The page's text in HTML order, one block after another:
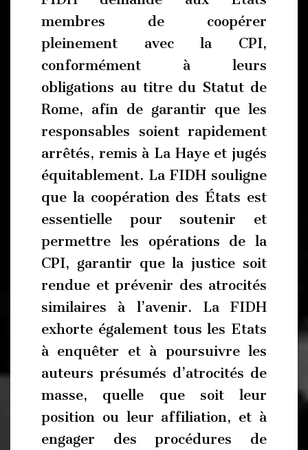
membres de coopérer
pleinement avec la CPI,
conformément à leurs
obligations au titre du Statut de
Rome, afin de garantir que les
responsables soient rapidement
arrêtés, remis à La Haye et jugés
équitablement. La FIDH souligne
que la coopération des États est
essentielle pour soutenir et
permettre les opérations de la
CPI, garantir que la justice soit
rendue et prévenir des atrocités
similaires à l’avenir. La FIDH
exhorte également tous les Etats
à enquêter et à poursuivre les
auteurs présumés d’atrocités de
masse, quelle que soit leur
position ou leur affiliation, et à
engager des procédures de